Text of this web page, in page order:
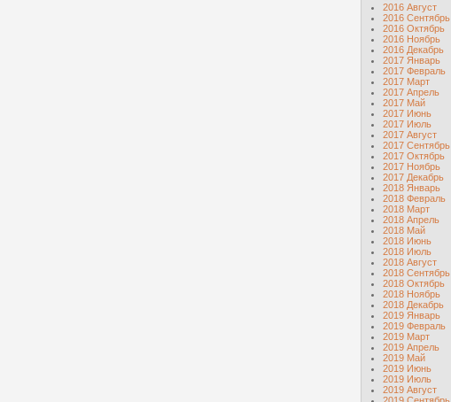
2016 Август
2016 Сентябрь
2016 Октябрь
2016 Ноябрь
2016 Декабрь
2017 Январь
2017 Февраль
2017 Март
2017 Апрель
2017 Май
2017 Июнь
2017 Июль
2017 Август
2017 Сентябрь
2017 Октябрь
2017 Ноябрь
2017 Декабрь
2018 Январь
2018 Февраль
2018 Март
2018 Апрель
2018 Май
2018 Июнь
2018 Июль
2018 Август
2018 Сентябрь
2018 Октябрь
2018 Ноябрь
2018 Декабрь
2019 Январь
2019 Февраль
2019 Март
2019 Апрель
2019 Май
2019 Июнь
2019 Июль
2019 Август